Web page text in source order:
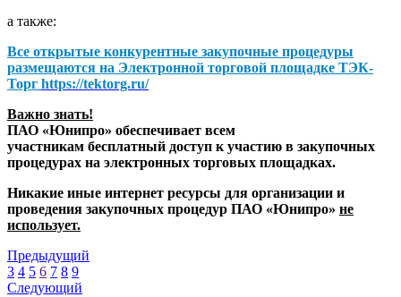
а также:
Все открытые конкурентные закупочные процедуры
размещаются на Электронной торговой площадке ТЭК-
Торг https://tektorg.ru/
Важно знать!
ПАО «Юнипро» обеспечивает всем
участникам бесплатный доступ к участию в закупочных
процедурах на электронных торговых площадках.
Никакие иные интернет ресурсы для организации и
проведения закупочных процедур ПАО «Юнипро» не
использует.
Предыдущий
3 4 5 6 7 8 9
Следующий